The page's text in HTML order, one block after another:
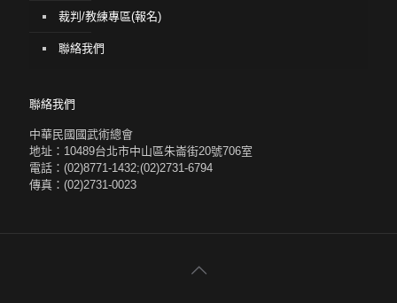
裁判/教練專區(報名)
聯絡我們
聯絡我們
中華民國國武術總會
地址：10489台北市中山區朱崙街20號706室
電話：(02)8771-1432;(02)2731-6794
傳真：(02)2731-0023